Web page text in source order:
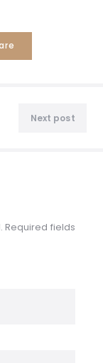
Next post
Required fields